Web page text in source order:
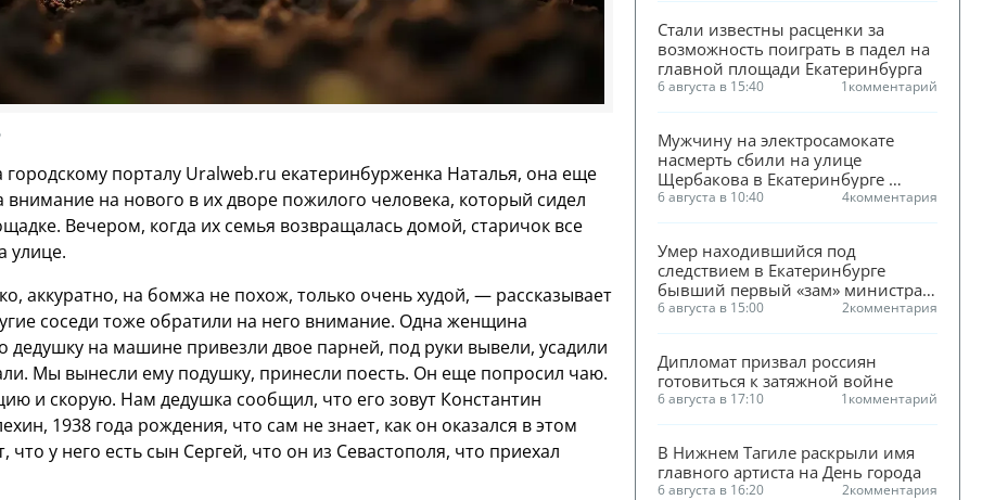
городскому порталу Uralweb.ru екатеринбурженка Наталья, она еще
внимание на нового в их дворе пожилого человека, который сидел
Вечером, когда их семья возвращалась домой, старичок все
улице.
аккуратно, на бомжа не похож, только очень худой, — рассказывает
соседи тоже обратили на него внимание. Одна женщина
дедушку на машине привезли двое парней, под руки вывели, усадили
Мы вынесли ему подушку, принесли поесть. Он еще попросил чаю.
и скорую. Нам дедушка сообщил, что его зовут Константин
1938 года рождения, что сам не знает, как он оказался в этом
что у него есть сын Сергей, что он из Севастополя, что приехал
Стали известны расценки за
возможность поиграть в падел на
главной площади Екатеринбурга
6 августа в 15:40 1комментарий
Мужчину на электросамокате
насмерть сбили на улице
Щербакова в Екатеринбурге
(ФОТО)
6 августа в 10:40 4комментария
Умер находившийся под
следствием в Екатеринбурге
бывший первый «зам» министра
ЖКХ Смирнова
6 августа в 15:00 2комментария
Дипломат призвал россиян
готовиться к затяжной войне
6 августа в 17:10 1комментарий
В Нижнем Тагиле раскрыли имя
главного артиста на День города
6 августа в 16:20 2комментария